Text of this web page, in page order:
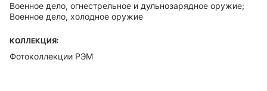
Военное дело, огнестрельное и дульнозарядное оружие;
Военное дело, холодное оружие
КОЛЛЕКЦИЯ:
Фотоколлекции РЭМ